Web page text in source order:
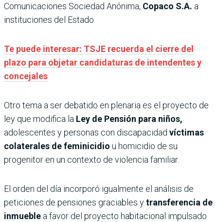
Comunicaciones Sociedad Anónima, Copaco S.A. a
instituciones del Estado.
Te puede interesar: TSJE recuerda el cierre del
plazo para objetar candidaturas de intendentes y
concejales
Otro tema a ser debatido en plenaria es el proyecto de
ley que modifica la Ley de Pensión para niños,
adolescentes y personas con discapacidad víctimas
colaterales de feminicidio u homicidio de su
progenitor en un contexto de violencia familiar.
El orden del día incorporó igualmente el análisis de
peticiones de pensiones graciables ytransferencia de
inmueble a favor del proyecto habitacional impulsado